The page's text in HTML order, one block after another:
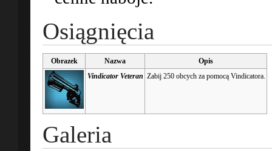
Osiągnięcia
Obrazek Nazwa
Opis
Vindicator Veteran Zabij 250 obcych za pomocą Vindicatora.
Galeria